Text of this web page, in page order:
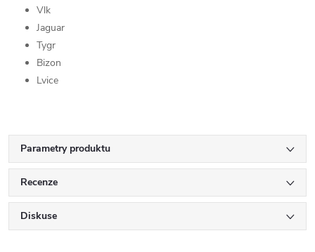
Vlk
Jaguar
Tygr
Bizon
Lvice
Parametry produktu
Recenze
Diskuse